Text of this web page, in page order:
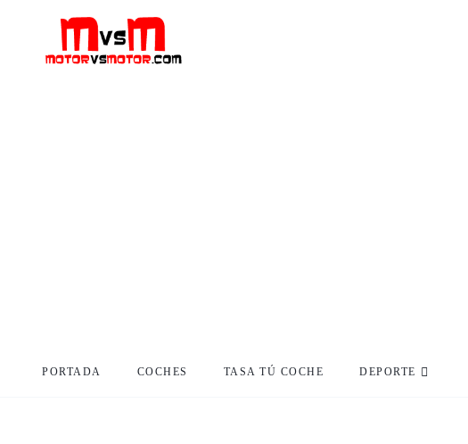
PORTADA COCHES TASA TÚ COCHE DEPORTE